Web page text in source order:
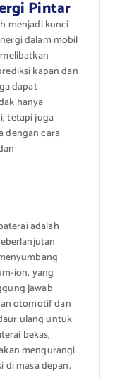
Pintar
menjadi kunci
dalam mobil
kapan dan
dapat
hanya
tetapi juga
dengan cara
adalah
ion, yang
jawab
otomotif dan
ulang untuk
bekas,
mengurangi
di masa depan.